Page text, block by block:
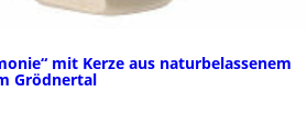
mit Kerze aus naturbelassenem
Grödnertal